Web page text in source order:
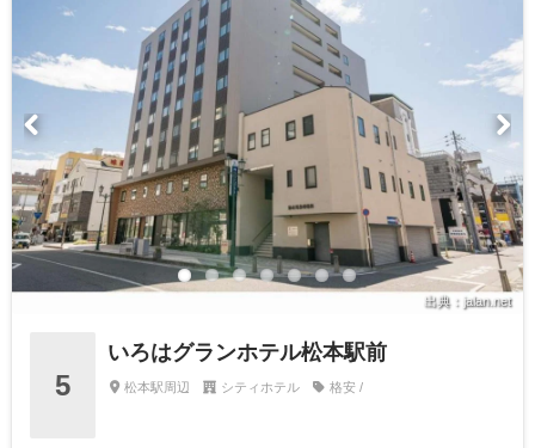
出典：jalan.net
5
いろはグランホテル松本駅前
松本駅周辺 シティホテル 格安 /